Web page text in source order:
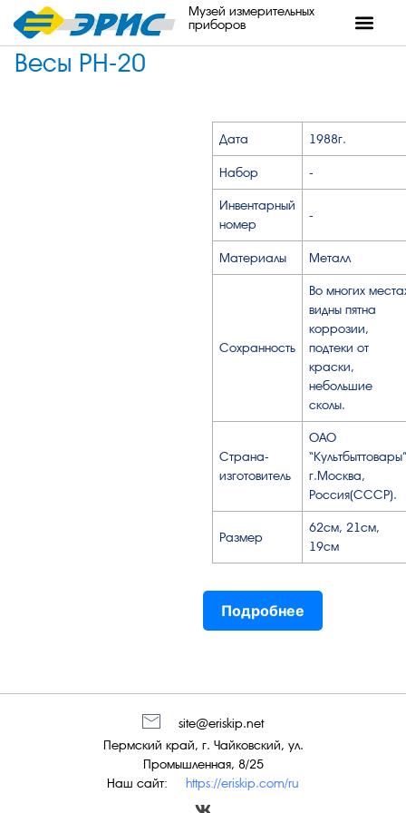
Музей измерительных
приборов
Весы РН-20
Дата 1988г.
Набор -
Инвентарный
номер
-
Материалы Металл
Сохранность
Во многих
видны пятна
коррозии,
подтеки от
краски,
небольшие
сколы.
Страна-
изготовитель
ОАО
г.Москва,
Россия(СССР).
Размер
62см, 21см,
19см
Подробнее
Наш сайт: https://eriskip.com/ru
Пермский край, г. Чайковский, ул.
Промышленная, 8/25
site@eriskip.net